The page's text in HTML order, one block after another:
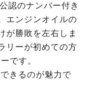
認のナンバー付き
エンジンオイルの
が勝敗を左右しま
リーが初めての方
です。
きるのが魅力で